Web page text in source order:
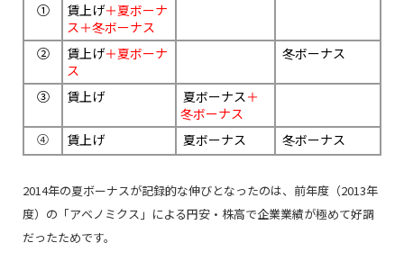
①
賃上げ＋夏ボーナ
ス＋冬ボーナス
②
賃上げ＋夏ボーナ
ス
冬ボーナス
③ 賃上げ 夏ボーナス＋
冬ボーナス
④ 賃上げ 夏ボーナス 冬ボーナス
2014年の夏ボーナスが記録的な伸びとなったのは、前年度（2013年
度）の「アベノミクス」による円安・株高で企業業績が極めて好調
だったためです。